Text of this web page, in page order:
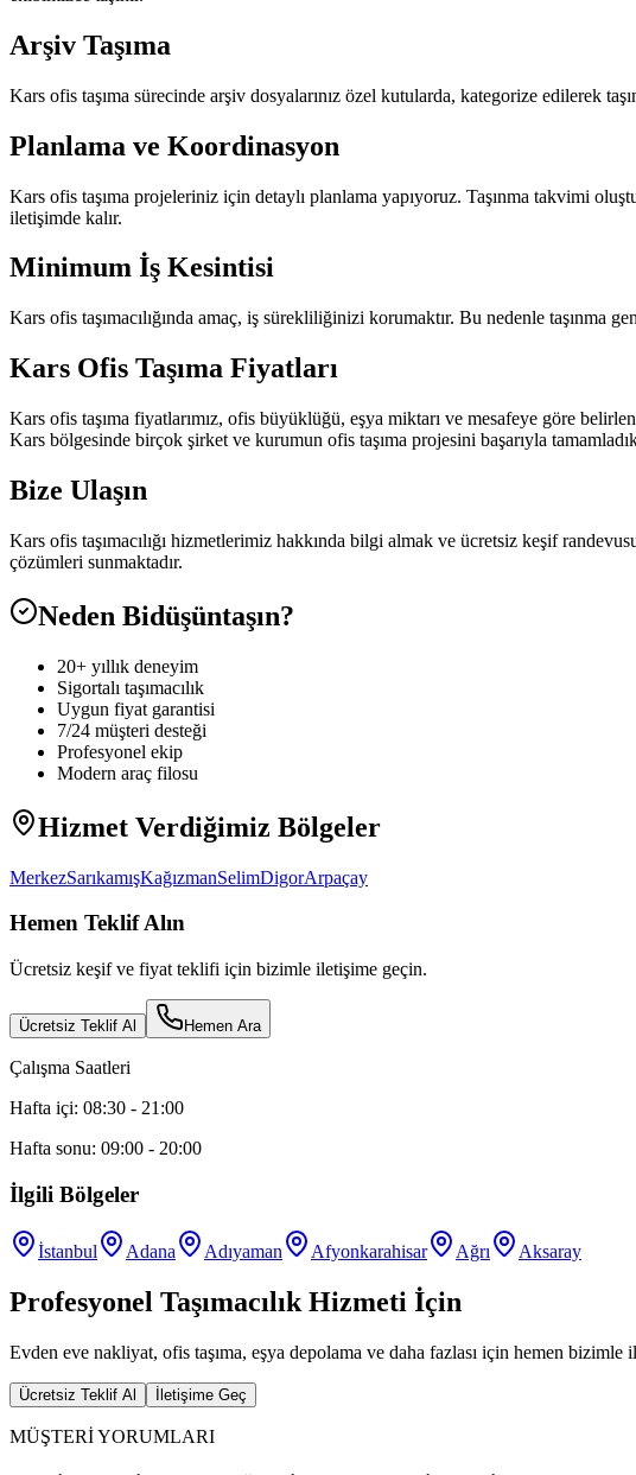
Arşiv Taşıma
Kars ofis taşıma sürecinde arşiv dosyalarınız özel kutularda, kategorize edilerek
Planlama ve Koordinasyon
Kars ofis taşıma projeleriniz için detaylı planlama yapıyoruz. Taşınma takvimi
iletişimde kalır.
Minimum İş Kesintisi
Kars ofis taşımacılığında amaç, iş sürekliliğinizi korumaktır. Bu nedenle taşınma
Kars Ofis Taşıma Fiyatları
Kars ofis taşıma fiyatlarımız, ofis büyüklüğü, eşya miktarı ve mesafeye göre
Kars bölgesinde birçok şirket ve kurumun ofis taşıma projesini başarıyla
Bize Ulaşın
Kars ofis taşımacılığı hizmetlerimiz hakkında bilgi almak ve ücretsiz keşif
çözümleri sunmaktadır.
Neden Bidüşüntaşın?
20+ yıllık deneyim
Sigortalı taşımacılık
Uygun fiyat garantisi
7/24 müşteri desteği
Profesyonel ekip
Modern araç filosu
Hizmet Verdiğimiz Bölgeler
MerkezSarıkamışKağızmanSelimDigorArpaçay
Hemen Teklif Alın
Ücretsiz keşif ve fiyat teklifi için bizimle iletişime geçin.
Ücretsiz Teklif Al Hemen Ara
Çalışma Saatleri
Hafta içi: 08:30 - 21:00
Hafta sonu: 09:00 - 20:00
İlgili Bölgeler
İstanbul Adana Adıyaman Afyonkarahisar Ağrı Aksaray
Profesyonel Taşımacılık Hizmeti İçin
Evden eve nakliyat, ofis taşıma, eşya depolama ve daha fazlası için hemen bizimle
Ücretsiz Teklif Al İletişime Geç
MÜŞTERİ YORUMLARI